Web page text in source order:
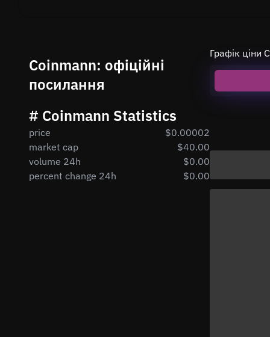
Coinmann: офіційні
посилання
# Coinmann Statistics
price
$0.00002
market cap
$40.00
volume 24h
$0.00
percent change 24h
$0.00
Графік ціни